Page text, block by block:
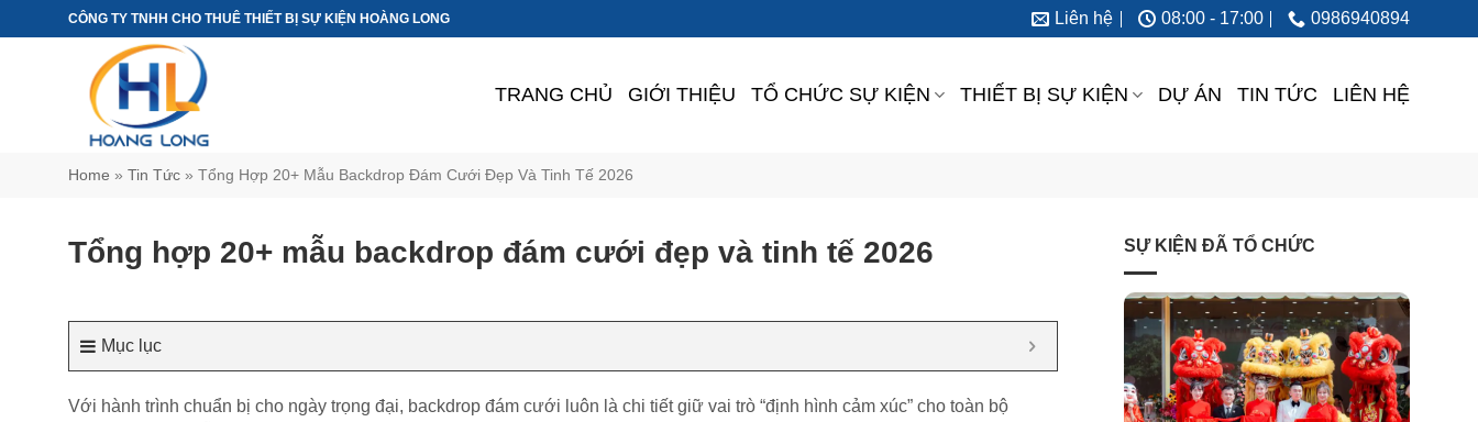
đến
CÔNG TY TNHH CHO THUÊ THIẾT BỊ SỰ KIỆN HOÀNG LONG Liên hệ 08:00 - 17:00 0986940894
TRANG CHỦ GIỚI THIỆU TỔ CHỨC SỰ KIỆN THIẾT BỊ SỰ KIỆN DỰ ÁN TIN TỨC LIÊN HỆ
Home » Tin Tức » Tổng Hợp 20+ Mẫu Backdrop Đám Cưới Đẹp Và Tinh Tế 2026
Tổng hợp 20+ mẫu backdrop đám cưới đẹp và tinh tế 2026
Mục lục
Với hành trình chuẩn bị cho ngày trọng đại, backdrop đám cưới luôn là chi tiết giữ vai trò “định hình cảm xúc” cho toàn bộ
SỰ KIỆN ĐÃ TỔ CHỨC